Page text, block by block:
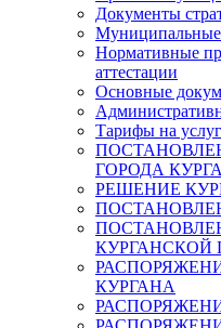
Документы
Нормативные
аттестации
Основные
Тарифы на
ГОРОДА
РЕШЕНИЕ
КУРГАНСКОЙ
КУРГАНА